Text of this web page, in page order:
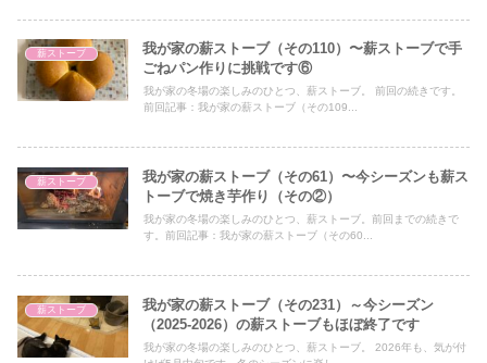
薪ストーブ
我が家の薪ストーブ（その110）〜薪ストーブで手
ごねパン作りに挑戦です⑥
我が家の冬場の楽しみのひとつ、薪ストーブ。 前回の続きです。
前回記事：我が家の薪ストーブ（その109...
薪ストーブ
我が家の薪ストーブ（その61）〜今シーズンも薪ス
トーブで焼き芋作り（その②）
我が家の冬場の楽しみのひとつ、薪ストーブ。前回までの続きで
す。前回記事：我が家の薪ストーブ（その60...
薪ストーブ
我が家の薪ストーブ（その231）～今シーズン
（2025-2026）の薪ストーブもほぼ終了です
我が家の冬場の楽しみのひとつ、薪ストーブ。 2026年も、気が付